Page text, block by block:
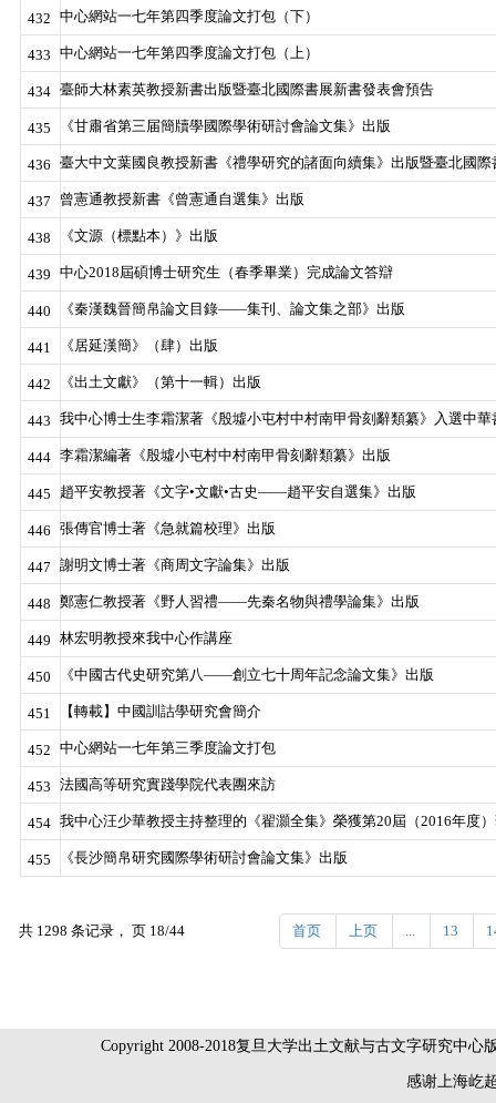
432 中心網站一七年第四季度論文打包（下）
433 中心網站一七年第四季度論文打包（上）
434 臺師大林素英教授新書出版暨臺北國際書展新書發表會預告
435 《甘肅省第三届簡牘學國際學術研討會論文集》出版
436 臺大中文葉國良教授新書《禮學研究的諸面向續集》出版暨臺北國
437 曾憲通教授新書《曾憲通自選集》出版
438 《文源（標點本）》出版
439 中心2018屆碩博士研究生（春季畢業）完成論文答辯
440 《秦漢魏晉簡帛論文目錄——集刊、論文集之部》出版
441 《居延漢簡》（肆）出版
442 《出土文獻》（第十一輯）出版
443 我中心博士生李霜潔著《殷墟小屯村中村南甲骨刻辭類纂》入選中
444 李霜潔編著《殷墟小屯村中村南甲骨刻辭類纂》出版
445 趙平安教授著《文字•文獻•古史——趙平安自選集》出版
446 張傳官博士著《急就篇校理》出版
447 謝明文博士著《商周文字論集》出版
448 鄭憲仁教授著《野人習禮——先秦名物與禮學論集》出版
449 林宏明教授來我中心作講座
450 《中國古代史研究第八——創立七十周年記念論文集》出版
451 【轉載】中國訓詁學研究會簡介
452 中心網站一七年第三季度論文打包
453 法國高等研究實踐學院代表團來訪
454 我中心汪少華教授主持整理的《翟灝全集》榮獲第20屆（2016年度
455 《長沙簡帛研究國際學術研討會論文集》出版
共 1298 条记录， 页 18/44 首页 上页 ... 13
Copyright 2008-2018复旦大学出土文献与古文字研究中
感谢上海屹